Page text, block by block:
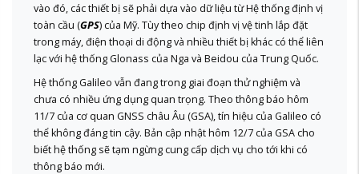
vào đó, các thiết bị sẽ phải dựa vào dữ liệu từ Hệ thống định vị
toàn cầu (GPS) của Mỹ. Tùy theo chip định vị vệ tinh lắp đặt
trong máy, điện thoại di động và nhiều thiết bị khác có thể liên
lạc với hệ thống Glonass của Nga và Beidou của Trung Quốc.
Hệ thống Galileo vẫn đang trong giai đoạn thử nghiệm và
chưa có nhiều ứng dụng quan trọng. Theo thông báo hôm
11/7 của cơ quan GNSS châu Âu (GSA), tín hiệu của Galileo có
thể không đáng tin cậy. Bản cập nhật hôm 12/7 của GSA cho
biết hệ thống sẽ tạm ngừng cung cấp dịch vụ cho tới khi có
thông báo mới.